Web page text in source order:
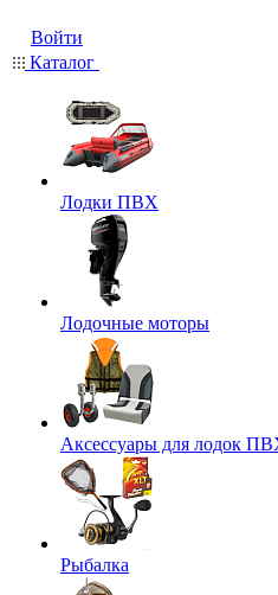
Войти
Каталог
Лодки ПВХ
Лодочные моторы
Аксессуары для лодок
Рыбалка